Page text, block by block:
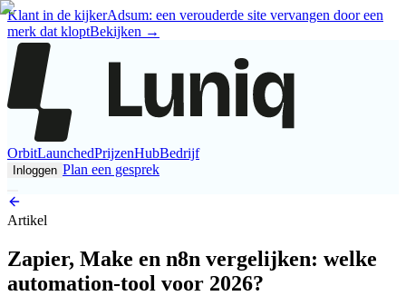
Klant in de kijkerAdsum: een verouderde site vervangen door een
merk dat kloptBekijken →
OrbitLaunchedPrijzenHubBedrijf
Inloggen Plan een gesprek
Artikel
Zapier, Make en n8n vergelijken: welke
automation-tool voor 2026?